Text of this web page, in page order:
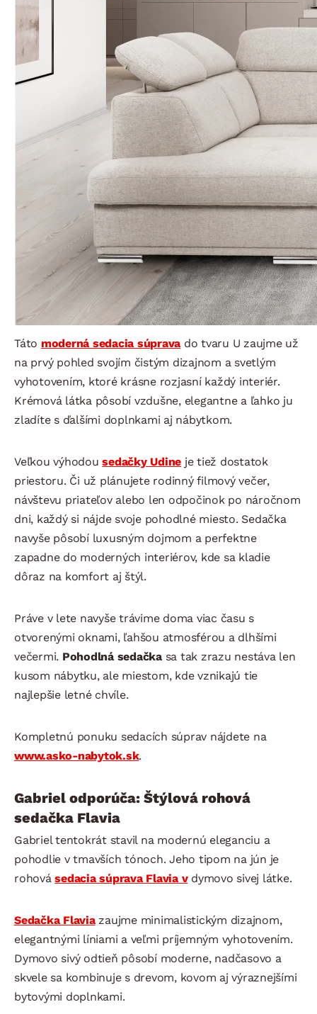
Táto moderná sedacia súprava do tvaru U zaujme už
na prvý pohled svojím čistým dizajnom a svetlým
vyhotovením, ktoré krásne rozjasní každý interiér.
Krémová látka pôsobí vzdušne, elegantne a ľahko ju
zladíte s ďalšími doplnkami aj nábytkom.
Veľkou výhodousedačky Udine je tiež dostatok
priestoru. Či už plánujete rodinný filmový večer,
návštevu priateľov alebo len odpočinok po náročnom
dni, každý si nájde svoje pohodlné miesto. Sedačka
navyše pôsobí luxusným dojmom a perfektne
zapadne do moderných interiérov, kde sa kladie
dôraz na komfort aj štýl.
Práve v lete navyše trávime doma viac času s
otvorenými oknami, ľahšou atmosférou a dlhšími
večermi. Pohodlná sedačkasa tak zrazu nestáva len
kusom nábytku, ale miestom, kde vznikajú tie
najlepšie letné chvíle.
Kompletnú ponuku sedacích súprav nájdete na
www.asko-nabytok.sk.
Gabriel odporúča: Štýlová rohová
sedačka Flavia
Gabriel tentokrát stavil na modernú eleganciu a
pohodlie v tmavších tónoch. Jeho tipom na jún je
rohovásedacia súprava Flavia vdymovo sivej látke.
Sedačka Flaviazaujme minimalistickým dizajnom,
elegantnými líniami a veľmi príjemným vyhotovením.
Dymovo sivý odtieň pôsobí moderne, nadčasovo a
skvele sa kombinuje s drevom, kovom aj výraznejšími
bytovými doplnkami.